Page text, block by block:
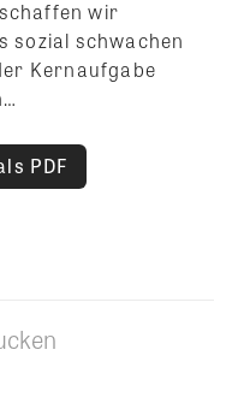
wir
sozial schwachen
Kernaufgabe
PDF